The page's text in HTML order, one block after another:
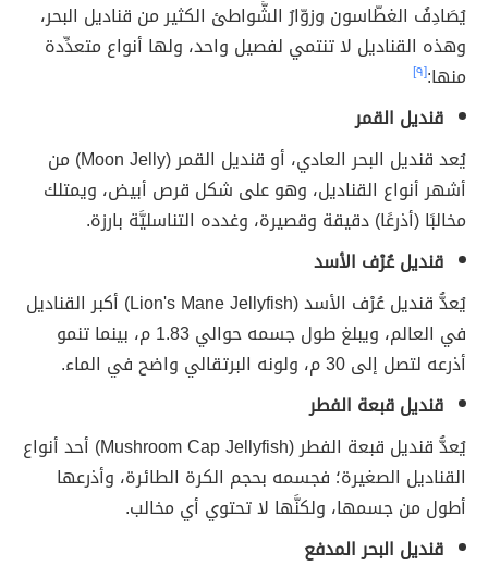
يُصَادِفُ الغطّاسون وزوّارُ الشَّواطئ الكثير من قناديل البحر،
وهذه القناديل لا تنتمي لفصيل واحد، ولها أنواع متعدِّدة
منها:[٩]
قنديل القمر
يُعد قنديل البحر العادي، أو قنديل القمر (Moon Jelly) من
أشهر أنواع القناديل، وهو على شكل قرص أبيض، ويمتلك
مخالبًا (أذرعًا) دقيقة وقصيرة، وغدده التناسليَّة بارزة.
قنديل عُرْف الأسد
يُعدُّ قنديل عُرْف الأسد (Lion's Mane Jellyfish) أكبر القناديل
في العالم، ويبلغ طول جسمه حوالي 1.83 م، بينما تنمو
أذرعه لتصل إلى 30 م، ولونه البرتقالي واضح في الماء.
قنديل قبعة الفطر
يُعدُّ قنديل قبعة الفطر (Mushroom Cap Jellyfish) أحد أنواع
القناديل الصغيرة؛ فجسمه بحجم الكرة الطائرة، وأذرعها
أطول من جسمها، ولكنَّها لا تحتوي أي مخالب.
قنديل البحر المدفع